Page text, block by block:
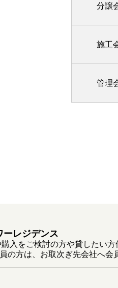
分譲
施工
管理
ーレジデンス
入をご検討の方や貸したい方
の方は、お取次ぎ先会社へ会